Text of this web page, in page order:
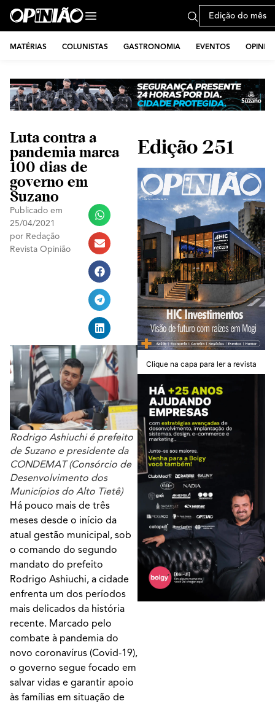
Edição do mês
MATÉRIAS COLUNISTAS GASTRONOMIA EVENTOS
Luta contra a
pandemia marca
100 dias de
governo em
Suzano
Publicado em
25/04/2021
por Redação
Revista Opinião
Rodrigo Ashiuchi é prefeito
de Suzano e presidente da
CONDEMAT (Consórcio de
Desenvolvimento dos
Municípios do Alto Tietê)
Há pouco mais de três
meses desde o início da
atual gestão municipal, sob
o comando do segundo
mandato do prefeito
Rodrigo Ashiuchi, a cidade
enfrenta um dos períodos
mais delicados da história
recente. Marcado pelo
combate à pandemia do
novo coronavírus (Covid-19),
o governo segue focado em
salvar vidas e garantir apoio
às famílias em situação de
Edição 251
Clique na capa para ler a revista